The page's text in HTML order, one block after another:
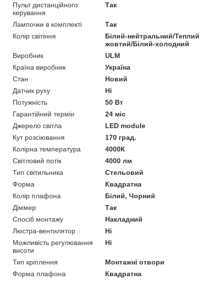
Пульт дистанційного
керування
Так
Лампочки в комплекті
Так
Колір світіння
Білий-нейтральний/Теплий
жовтий/Білий-холодний
Виробник
ULM
Країна виробник
Україна
Стан
Новий
Датчик руху
Ні
Потужність
50 Вт
Гарантійний термін
24 міс
Джерело світла
LED module
Кут розсіювання
170 град.
Колірна температура
4000К
Світловий потік
4000 лм
Тип світильника
Стельовий
Форма
Квадратна
Колір плафона
Білий, Чорний
Діммер
Так
Спосіб монтажу
Накладний
Люстра-вентилятор
Ні
Можливість регулювання
висоти
Ні
Тип кріплення
Монтажні отвори
Форма плафона
Квадратна